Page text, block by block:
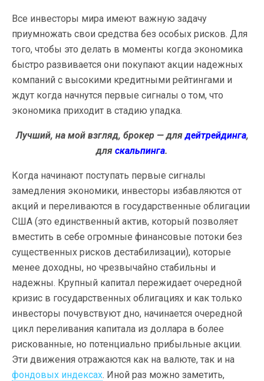
Все инвесторы мира имеют важную задачу
приумножать свои средства без особых рисков. Для
того, чтобы это делать в моменты когда экономика
быстро развивается они покупают акции надежных
компаний с высокими кредитными рейтингами и
ждут когда начнутся первые сигналы о том, что
экономика приходит в стадию упадка.
Лучший, на мой взгляд, брокер — длядейтрейдинга,
для скальпинга.
Когда начинают поступать первые сигналы
замедления экономики, инвесторы избавляются от
акций и переливаются в государственные облигации
США (это единственный актив, который позволяет
вместить в себе огромные финансовые потоки без
существенных рисков дестабилизации), которые
менее доходны, но чрезвычайно стабильны и
надежны. Крупный капитал пережидает очередной
кризис в государственных облигациях и как только
инвесторы почувствуют дно, начинается очередной
цикл переливания капитала из доллара в более
рискованные, но потенциально прибыльные акции.
Эти движения отражаются как на валюте, так и на
фондовых индексах. Иной раз можно заметить,